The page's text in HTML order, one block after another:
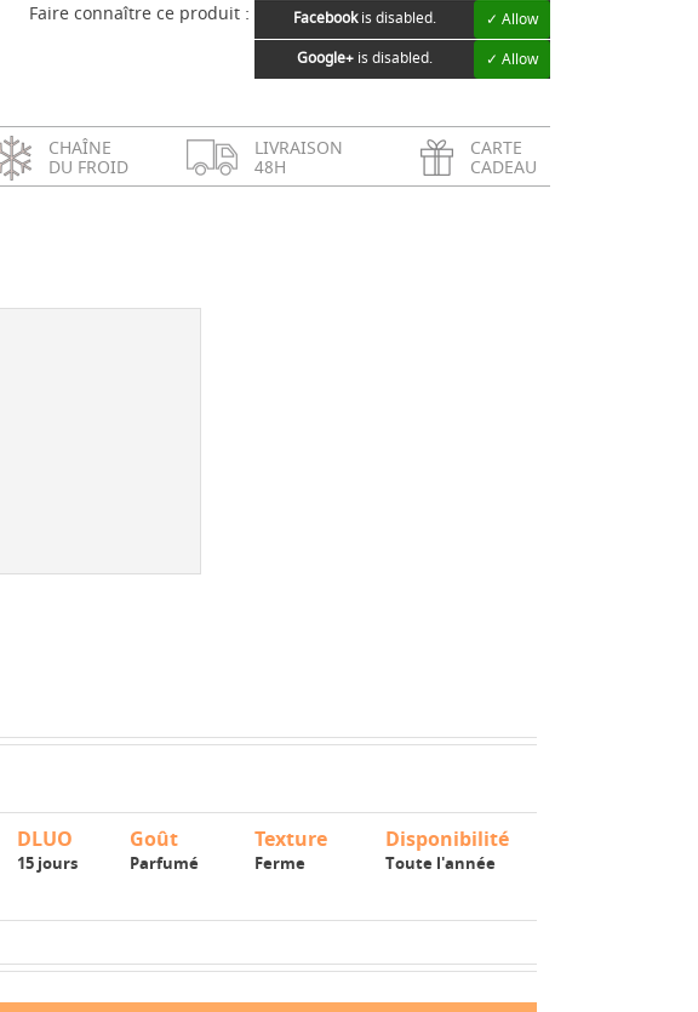
Faire connaître ce produit : Facebookis disabled.
✓ Allow
Google+is disabled. ✓ Allow
CHAÎNE
DU FROID
LIVRAISON
48H
CARTE
CADEAU
DLUO
15 jours
Goût
Parfumé
Texture
Ferme
Disponibilité
Toute l'année